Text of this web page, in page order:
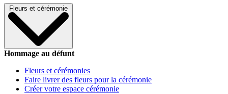
Fleurs et cérémonie
Hommage au défunt
Fleurs et cérémonies
Faire livrer des fleurs pour la cérémonie
Créer votre espace cérémonie